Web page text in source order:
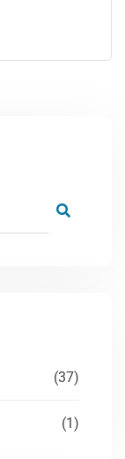
(37)
(1)